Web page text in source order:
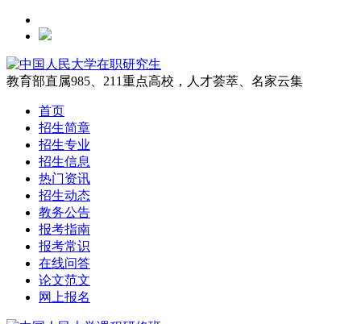
教育部直属985、211重点高校，人才荟萃、名家云集
首页
招生简章
招生专业
招生信息
热门资讯
招生动态
教务公告
报考指南
报考常识
在线问答
论文范文
网上报名